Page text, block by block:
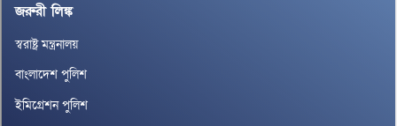
জরুরী লিঙ্ক
স্বরাষ্ট্র মন্ত্রনালয়
বাংলাদেশ পুলিশ
ইমিগ্রেশন পুলিশ